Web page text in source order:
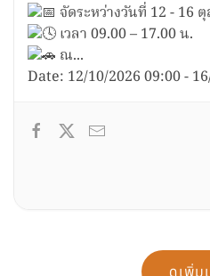
จัดระหว่างวันที่ 12 - 16
เวลา 09.00 – 17.00 น.
ณ...
Date: 12/10/202609:00-
ดูเพิ่ม